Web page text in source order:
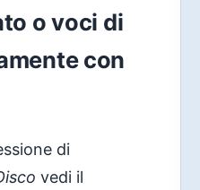
o voci di
con
di
vedi il